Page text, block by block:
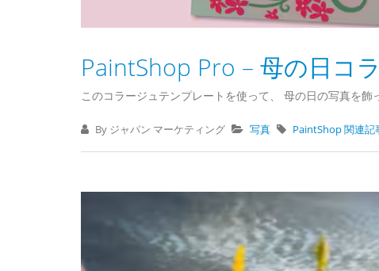
PaintShop Pro – 母の日コ
このコラージュテンプレートを使って、 母の日の写真を飾
By ジャパン マーケティング 写真 PaintShop 関連記